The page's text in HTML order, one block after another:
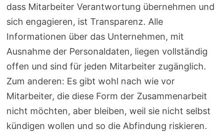
dass Mitarbeiter Verantwortung übernehmen und
sich engagieren, ist Transparenz. Alle
Informationen über das Unternehmen, mit
Ausnahme der Personaldaten, liegen vollständig
offen und sind für jeden Mitarbeiter zugänglich.
Zum anderen: Es gibt wohl nach wie vor
Mitarbeiter, die diese Form der Zusammenarbeit
nicht möchten, aber bleiben, weil sie nicht selbst
kündigen wollen und so die Abfindung riskieren.